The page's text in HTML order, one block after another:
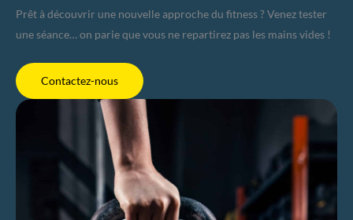
Prêt à découvrir une nouvelle approche du fitness ? Venez tester
une séance… on parie que vous ne repartirez pas les mains vides !
Contactez-nous